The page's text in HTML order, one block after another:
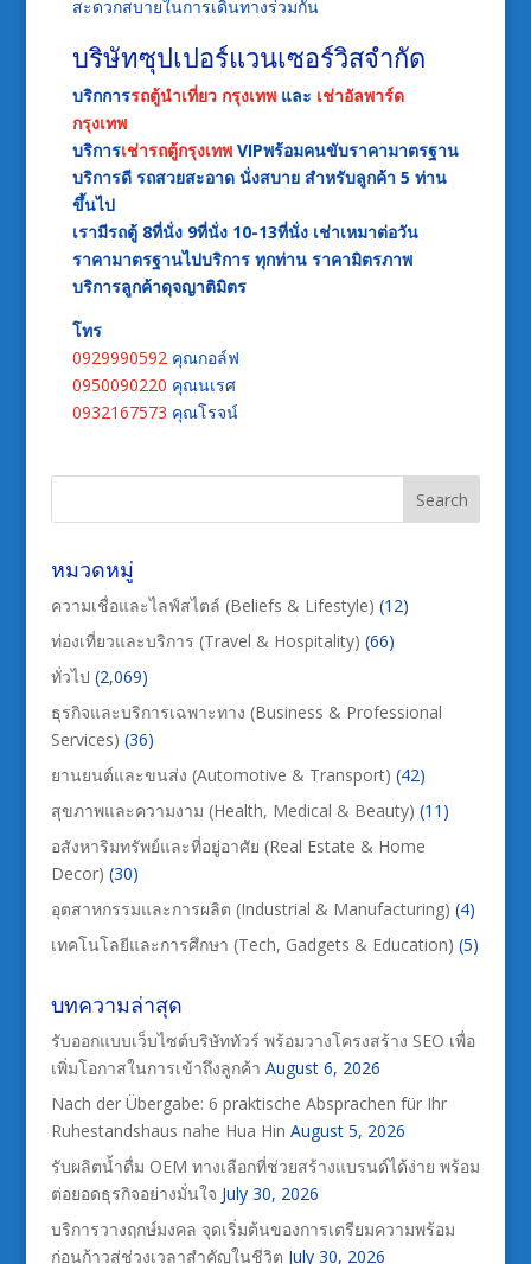
สะดวกสบายในการเดินทางร่วมกัน
บริษัทซุปเปอร์แวนเซอร์วิสจำกัด
บริกการรถตู้นำเที่ยว กรุงเทพและ เช่าอัลพาร์ด
กรุงเทพ
บริการเช่ารถตู้กรุงเทพVIPพร้อมคนขับราคามาตรฐาน
บริการดี รถสวยสะอาด นั่งสบาย สำหรับลูกค้า 5 ท่าน
ขึ้นไป
เรามีรถตู้ 8ที่นั่ง 9ที่นั่ง 10-13ที่นั่ง เช่าเหมาต่อวัน
ราคามาตรฐานไปบริการ ทุกท่าน ราคามิตรภาพ
บริการลูกค้าดุจญาติมิตร
โทร
0929990592 คุณกอล์ฟ
0950090220 คุณนเรศ
0932167573 คุณโรจน์
หมวดหมู่
ความเชื่อและไลฟ์สไตล์ (Beliefs & Lifestyle) (12)
ท่องเที่ยวและบริการ (Travel & Hospitality) (66)
ทั่วไป (2,069)
ธุรกิจและบริการเฉพาะทาง (Business & Professional
Services) (36)
ยานยนต์และขนส่ง (Automotive & Transport) (42)
สุขภาพและความงาม (Health, Medical & Beauty) (11)
อสังหาริมทรัพย์และที่อยู่อาศัย (Real Estate & Home
Decor) (30)
อุตสาหกรรมและการผลิต (Industrial & Manufacturing) (4)
เทคโนโลยีและการศึกษา (Tech, Gadgets & Education) (5)
บทความล่าสุด
รับออกแบบเว็บไซต์บริษัททัวร์ พร้อมวางโครงสร้าง SEO เพื่อ
เพิ่มโอกาสในการเข้าถึงลูกค้า August 6, 2026
Nach der Übergabe: 6 praktische Absprachen für Ihr
Ruhestandshaus nahe Hua Hin August 5, 2026
รับผลิตน้ำดื่ม OEM ทางเลือกที่ช่วยสร้างแบรนด์ได้ง่าย พร้อม
ต่อยอดธุรกิจอย่างมั่นใจ July 30, 2026
บริการวางฤกษ์มงคล จุดเริ่มต้นของการเตรียมความพร้อม
ก่อนก้าวสู่ช่วงเวลาสำคัญในชีวิต July 30, 2026